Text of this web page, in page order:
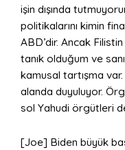
işin dışında
politikalarını kimin
ABD’dir. Ancak
tanık olduğum ve
kamusal tartışma
alanda duyuluyor.
sol Yahudi örgütleri
[Joe] Biden büyük